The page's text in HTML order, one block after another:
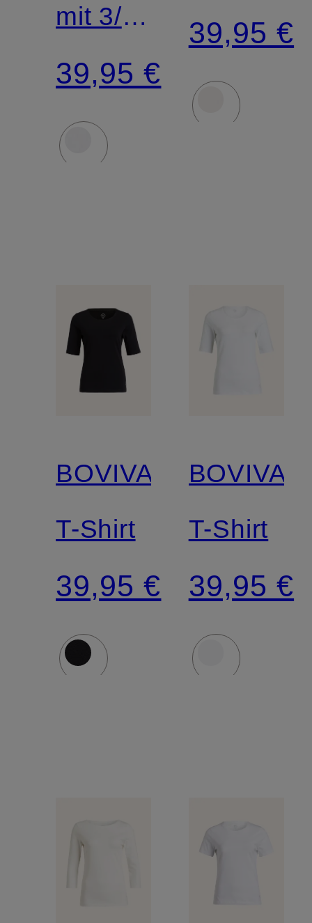
mit 3/4-
Arm
39,95 €
39,95 €
BOVIVA
T-Shirt
39,95 €
BOVIVA
T-Shirt
39,95 €